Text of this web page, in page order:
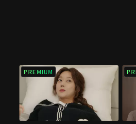
PREMIUM